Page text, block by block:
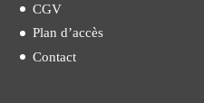
CGV
Plan d’accès
Contact